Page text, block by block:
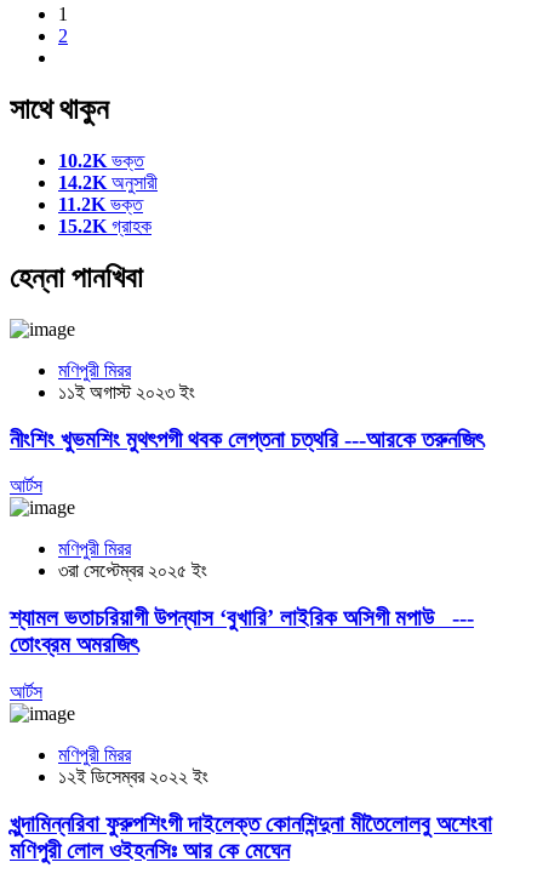
1
2
সাথে থাকুন
10.2K ভক্ত
14.2K অনুসারী
11.2K ভক্ত
15.2K গ্রাহক
হেন্না পানখিবা
মণিপুরী মিরর
১১ই অগাস্ট ২০২৩ ইং
নীংশিং খুভমশিং মুথৎপগী থবক লেপ্তনা চত্থরি ---আরকে তরুনজিৎ
আর্টস
মণিপুরী মিরর
৩রা সেপ্টেম্বর ২০২৫ ইং
শ্যামল ভতাচরিয়াগী উপন্যাস ‘বুখারি’ লাইরিক অসিগী মপাউ ---
তোংব্রম অমরজিৎ
আর্টস
মণিপুরী মিরর
১২ই ডিসেম্বর ২০২২ ইং
খুন্দামিন্নরিবা ফুরুপশিংগী দাইলেক্ত কোনশিন্দুনা মীতৈলোলবু অশেংবা
মণিপুরী লোল ওইহনসিঃ আর কে মেঘেন